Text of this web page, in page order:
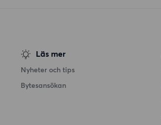
Läs mer
Nyheter och tips
Bytesansökan